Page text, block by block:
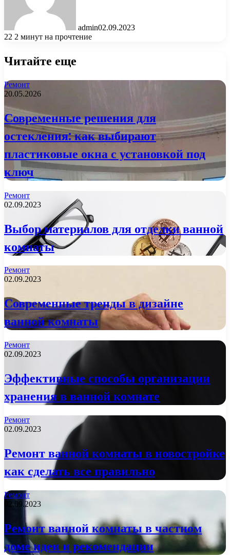
admin02.09.2023
22 2 минут на прочтение
Читайте еще
Ремонт
20.05.2026
Современные решения для
остекления: как выбирают
пластиковые окна с установкой под
ключ
Ремонт
02.09.2023
Выбор материалов для отделки ванной
комнаты
Ремонт
02.09.2023
Современные тренды в дизайне
ванной комнаты
Ремонт
02.09.2023
Эффективные способы организации
хранения в ванной комнате
Ремонт
02.09.2023
Ремонт ванной комнаты в новостройке
как сделать все правильно
Ремонт
02.09.2023
Ремонт ванной комнаты в частном
доме идеи и рекомендации